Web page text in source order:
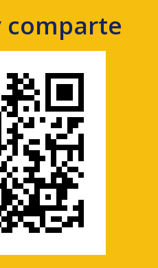
comparte